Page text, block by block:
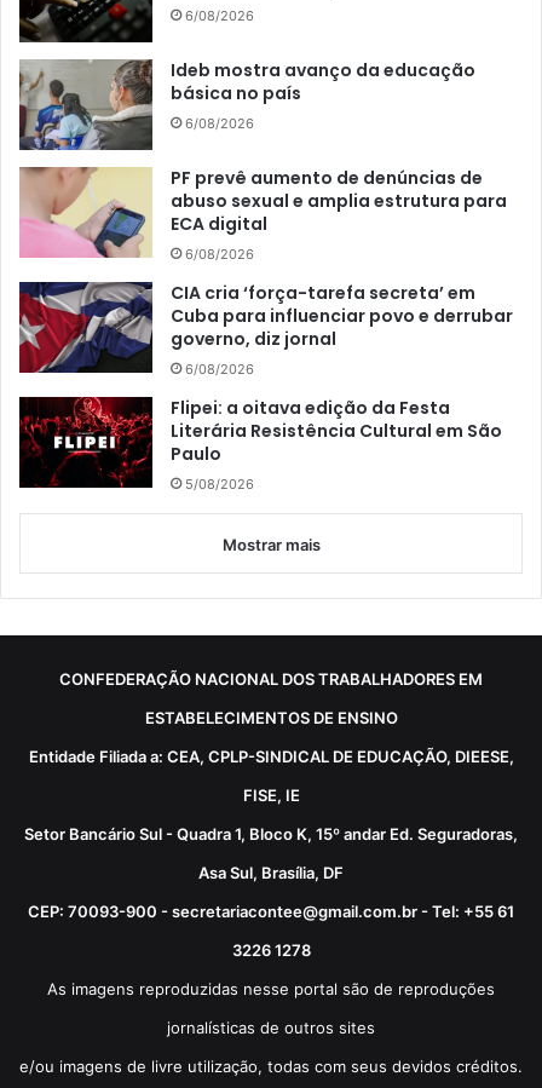
6/08/2026
Ideb mostra avanço da educação
básica no país
6/08/2026
PF prevê aumento de denúncias de
abuso sexual e amplia estrutura para
ECA digital
6/08/2026
CIA cria ‘força-tarefa secreta’ em
Cuba para influenciar povo e derrubar
governo, diz jornal
6/08/2026
Flipei: a oitava edição da Festa
Literária Resistência Cultural em São
Paulo
5/08/2026
Mostrar mais
CONFEDERAÇÃO NACIONAL DOS TRABALHADORES EM
ESTABELECIMENTOS DE ENSINO
Entidade Filiada a: CEA, CPLP-SINDICAL DE EDUCAÇÃO, DIEESE,
FISE, IE
Setor Bancário Sul - Quadra 1, Bloco K, 15º andar Ed. Seguradoras,
Asa Sul, Brasília, DF
CEP: 70093-900 - secretariacontee@gmail.com.br - Tel: +55 61
3226 1278
As imagens reproduzidas nesse portal são de reproduções
jornalísticas de outros sites
e/ou imagens de livre utilização, todas com seus devidos créditos.